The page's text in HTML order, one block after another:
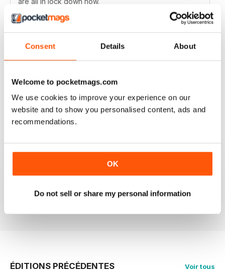
Consent Details About
Welcome to pocketmags.com
We use cookies to improve your experience on our
website and to show you personalised content, ads and
recommendations.
OK
Do not sell or share my personal information
Révision 11 février 2021
Good range of articles on model railway layouts,
construct or modify items
Révision 26 janvier 2021
Révision 12 décembre 2020
ÉDITIONS PRÉCÉDENTES Voir tous